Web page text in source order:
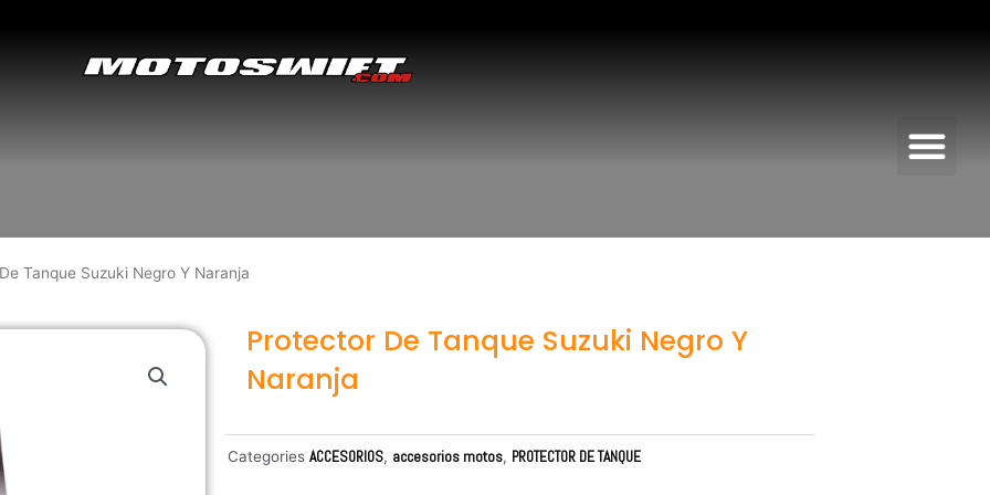
Tanque Suzuki Negro Y Naranja
Protector De Tanque Suzuki Negro Y
Naranja
Categories ACCESORIOS, accesorios motos, PROTECTOR DE TANQUE